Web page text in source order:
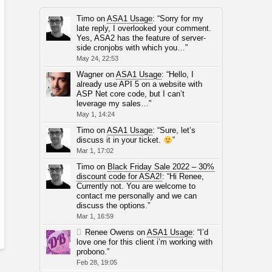
Timo onASA1 Usage: “Sorry for my
late reply, I overlooked your comment.
Yes, ASA2 has the feature of server-
side cronjobs with which you…”
May 24, 22:53
WagneronASA1 Usage: “Hello, I
already use API 5 on a website with
ASP Net core code, but I can’t
leverage my sales…”
May 1, 14:24
Timo onASA1 Usage: “Sure, let’s
discuss it in your ticket.
”
Mar 1, 17:02
Timo on Black Friday Sale 2022 – 30%
discount code for ASA2!: “Hi Renee,
Currently not. You are welcome to
contact me personally and we can
discuss the options.”
Mar 1, 16:59
Renee Owens on ASA1 Usage: “I’d
love one for this client i’m working with
probono.”
Feb 28, 19:05